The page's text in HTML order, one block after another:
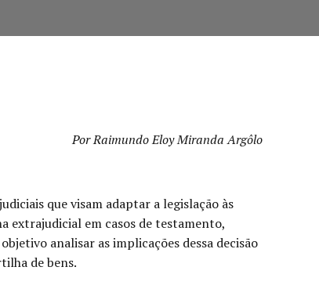
Por Raimundo Eloy Miranda Argôlo
que visam adaptar a legislação às
extrajudicial em casos de testamento,
analisar as implicações dessa decisão
de bens.